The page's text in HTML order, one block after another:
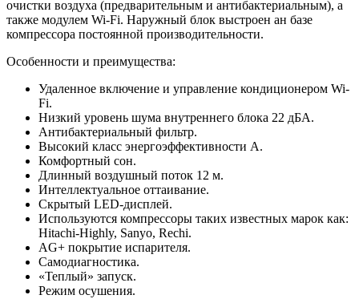
очистки воздуха (предварительным и антибактериальным), а
также модулем Wi-Fi. Наружный блок выстроен ан базе
компрессора постоянной производительности.
Особенности и преимущества:
Удаленное включение и управление кондиционером Wi-
Fi.
Низкий уровень шума внутреннего блока 22 дБА.
Антибактериальный фильтр.
Высокий класс энергоэффективности А.
Комфортный сон.
Длинный воздушный поток 12 м.
Интеллектуальное оттаивание.
Скрытый LED-дисплей.
Используются компрессоры таких известных марок как:
Hitachi-Highly, Sanyo, Rechi.
AG+ покрытие испарителя.
Самодиагностика.
«Теплый» запуск.
Режим осушения.